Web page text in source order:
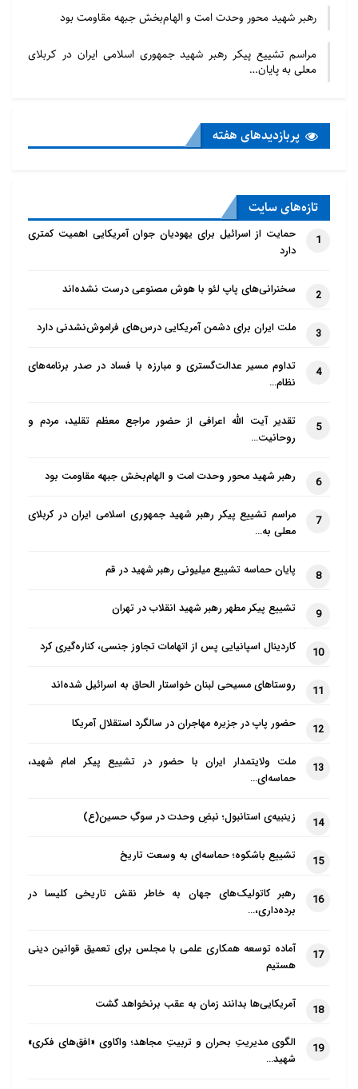
رهبر شهید محور وحدت امت و الهام‌بخش جبهه مقاومت بود
مراسم تشییع پیکر رهبر شهید جمهوری اسلامی ایران در کربلای
معلی به پایان…
پربازدید‌های هفته
تازه‌‌های سایت
1
حمایت از اسرائیل برای یهودیان جوان آمریکایی اهمیت کمتری
دارد
2 سخنرانی‌های پاپ لئو با هوش مصنوعی درست نشده‌اند
3 ملت ایران برای دشمن آمریکایی درس‌های فراموش‌نشدنی دارد
4
تداوم مسیر عدالت‌گستری و مبارزه با فساد در صدر برنامه‌های
نظام…
5
تقدیر آیت الله اعرافی از حضور مراجع معظم تقلید، مردم و
روحانیت…
6 رهبر شهید محور وحدت امت و الهام‌بخش جبهه مقاومت بود
7
مراسم تشییع پیکر رهبر شهید جمهوری اسلامی ایران در کربلای
معلی به…
8 پایان حماسه تشییع میلیونی رهبر شهید در قم
9 تشییع پیکر مطهر رهبر شهید انقلاب در تهران
10 کاردینال اسپانیایی پس از اتهامات تجاوز جنسی، کناره‌گیری کرد
11 روستاهای مسیحی لبنان خواستار الحاق به اسرائیل شده‌اند
12 حضور پاپ در جزیره مهاجران در سالگرد استقلال آمریکا
13
ملت ولایتمدار ایران با حضور در تشییع پیکر امام شهید،
حماسه‌ای…
14 زینبیه‌ی استانبول؛ نبضِ وحدت در سوگِ حسین(ع)
15 تشییع باشکوه؛ حماسه‌ای به وسعت تاریخ
16
رهبر کاتولیک‌های جهان به خاطر نقش تاریخی کلیسا در
برده‌داری،…
17
آماده توسعه همکاری علمی با مجلس برای تعمیق قوانین دینی
هستیم
18 آمریکایی‌ها بدانند زمان به عقب برنخواهد گشت
19
الگوی مدیریتِ بحران و تربیتِ مجاهد؛ واکاوی «افق‌های فکری»
شهید…